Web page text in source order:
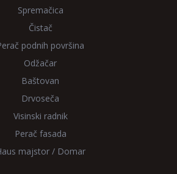
Spremačica
Čistač
podnih površina
Odžačar
Baštovan
Drvoseča
Visinski radnik
Perač fasada
majstor / Domar